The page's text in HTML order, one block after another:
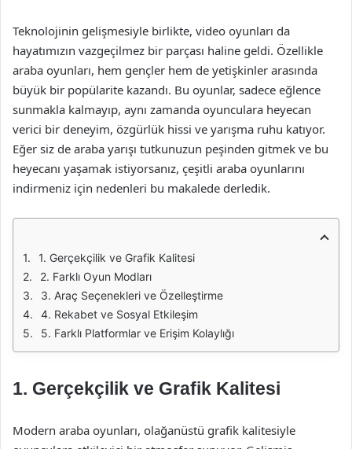
Teknolojinin gelişmesiyle birlikte, video oyunları da
hayatımızın vazgeçilmez bir parçası haline geldi. Özellikle
araba oyunları, hem gençler hem de yetişkinler arasında
büyük bir popülarite kazandı. Bu oyunlar, sadece eğlence
sunmakla kalmayıp, aynı zamanda oyunculara heyecan
verici bir deneyim, özgürlük hissi ve yarışma ruhu katıyor.
Eğer siz de araba yarışı tutkunuzun peşinden gitmek ve bu
heyecanı yaşamak istiyorsanız, çeşitli araba oyunlarını
indirmeniz için nedenleri bu makalede derledik.
1. Gerçekçilik ve Grafik Kalitesi
2. Farklı Oyun Modları
3. Araç Seçenekleri ve Özelleştirme
4. Rekabet ve Sosyal Etkileşim
5. Farklı Platformlar ve Erişim Kolaylığı
1. Gerçekçilik ve Grafik Kalitesi
Modern araba oyunları, olağanüstü grafik kalitesiyle